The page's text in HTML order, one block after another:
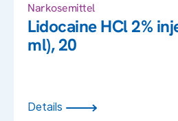
Narkosemittel
Lidocaine HCl 2%
ml), 20
Details